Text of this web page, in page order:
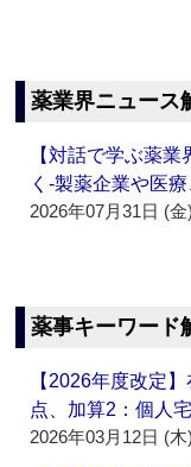
薬業界ニュース
【対話で学ぶ薬
く‐製薬企業や医
2026年07月31日 (金)
薬事キーワード
【2026年度改定
点、加算2：個人
2026年03月12日 (木)